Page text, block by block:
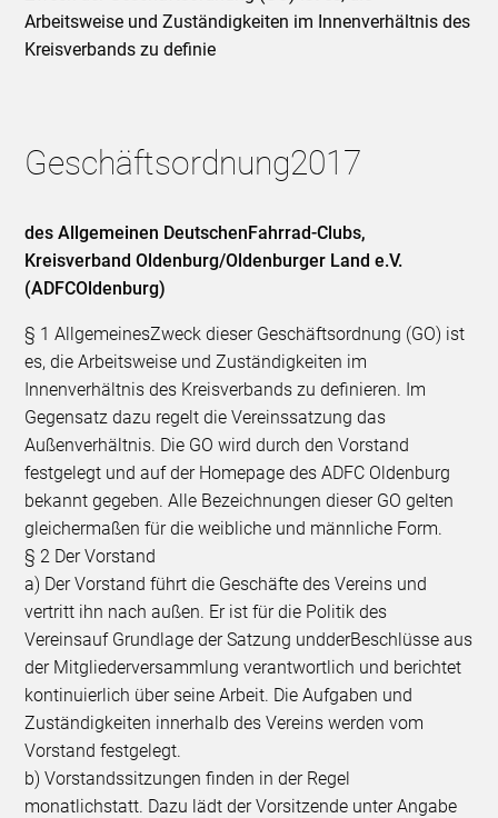
Arbeitsweise und Zuständigkeiten im Innenverhältnis des
Kreisverbands zu definie
Geschäftsordnung2017
des Allgemeinen DeutschenFahrrad-Clubs,
Kreisverband Oldenburg/Oldenburger Land e.V.
(ADFCOldenburg)
§ 1 AllgemeinesZweck dieser Geschäftsordnung (GO) ist
es, die Arbeitsweise und Zuständigkeiten im
Innenverhältnis des Kreisverbands zu definieren. Im
Gegensatz dazu regelt die Vereinssatzung das
Außenverhältnis. Die GO wird durch den Vorstand
festgelegt und auf der Homepage des ADFC Oldenburg
bekannt gegeben. Alle Bezeichnungen dieser GO gelten
gleichermaßen für die weibliche und männliche Form.
§ 2 Der Vorstand
a) Der Vorstand führt die Geschäfte des Vereins und
vertritt ihn nach außen. Er ist für die Politik des
Vereinsauf Grundlage der Satzung undderBeschlüsse aus
der Mitgliederversammlung verantwortlich und berichtet
kontinuierlich über seine Arbeit. Die Aufgaben und
Zuständigkeiten innerhalb des Vereins werden vom
Vorstand festgelegt.
b) Vorstandssitzungen finden in der Regel
monatlichstatt. Dazu lädt der Vorsitzende unter Angabe